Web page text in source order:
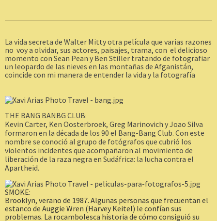
La vida secreta de Walter Mitty otra película que varias razones
no voy a olvidar, sus actores, paisajes, trama, con el delicioso
momento con Sean Pean y Ben Stiller tratando de fotografiar
un leopardo de las nieves en las montañas de Afganistán,
coincide con mi manera de entender la vida y la fotografía
THE BANG BANBG CLUB:
Kevin Carter, Ken Oosterbroek, Greg Marinovich y Joao Silva
formaron en la década de los 90 el Bang-Bang Club. Con este
nombre se conoció al grupo de fotógrafos que cubrió los
violentos incidentes que acompañaron al movimiento de
liberación de la raza negra en Sudáfrica: la lucha contra el
Apartheid.
SMOKE:
Brooklyn, verano de 1987. Algunas personas que frecuentan el
estanco de Auggie Wren (Harvey Keitel) le confían sus
problemas. La rocambolesca historia de cómo consiguió su